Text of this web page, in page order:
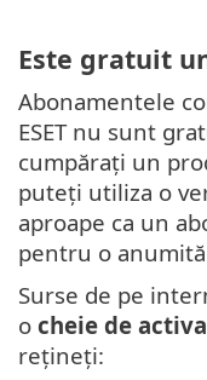
Este gratuit
Abonamentele
ESET nu sunt
cumpărați un
puteți utiliza o
aproape ca un
pentru o
Surse de pe
o cheie de
rețineți: